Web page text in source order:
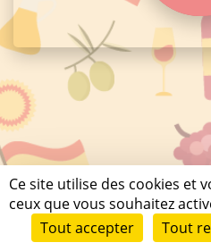
Ce site utilise des cookies et
ceux que vous souhaitez
Tout accepter
Tout
Tuto Conditions Générales
personnelles
Mentions légales